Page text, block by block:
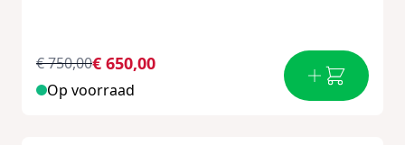
€ 650,00
€ 750,00
Op voorraad